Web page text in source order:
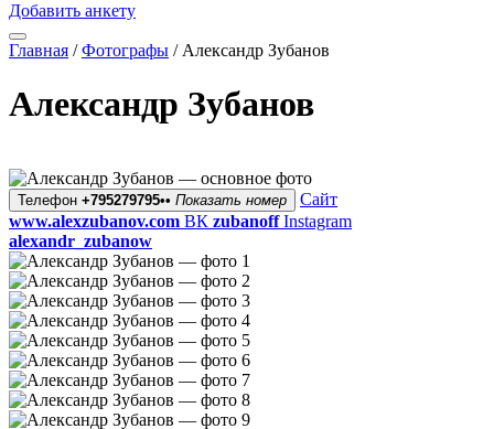
Добавить анкету
Главная / Фотографы / Александр Зубанов
Александр Зубанов
Телефон +795279795•• Показать номер
Сайт
www.alexzubanov.com ВК zubanoff Instagram
alexandr_zubanow